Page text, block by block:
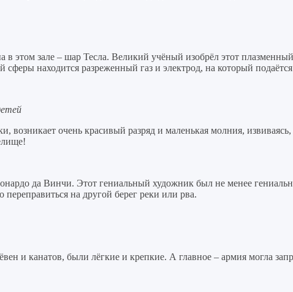
в этом зале – шар Тесла. Великий учёный изобрёл этот
находится разреженный газ и электрод, на который
возникает очень красивый разряд и маленькая молния,
да Винчи. Этот гениальный художник был не менее
на другой берег реки или рва.
и канатов, были лёгкие и крепкие. А главное – армия могла